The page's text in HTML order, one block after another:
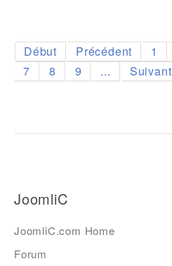
Début Précédent 1
7
8 9 ... Suivant
JoomliC
JoomliC.com Home
Forum